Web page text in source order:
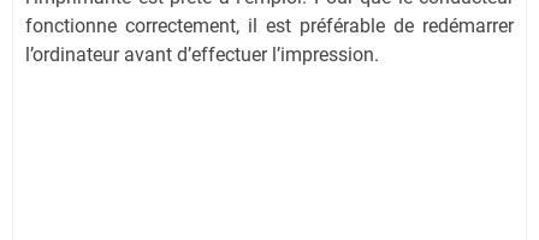
fonctionne correctement, il est préférable de redémarrer
l’ordinateur avant d’effectuer l’impression.